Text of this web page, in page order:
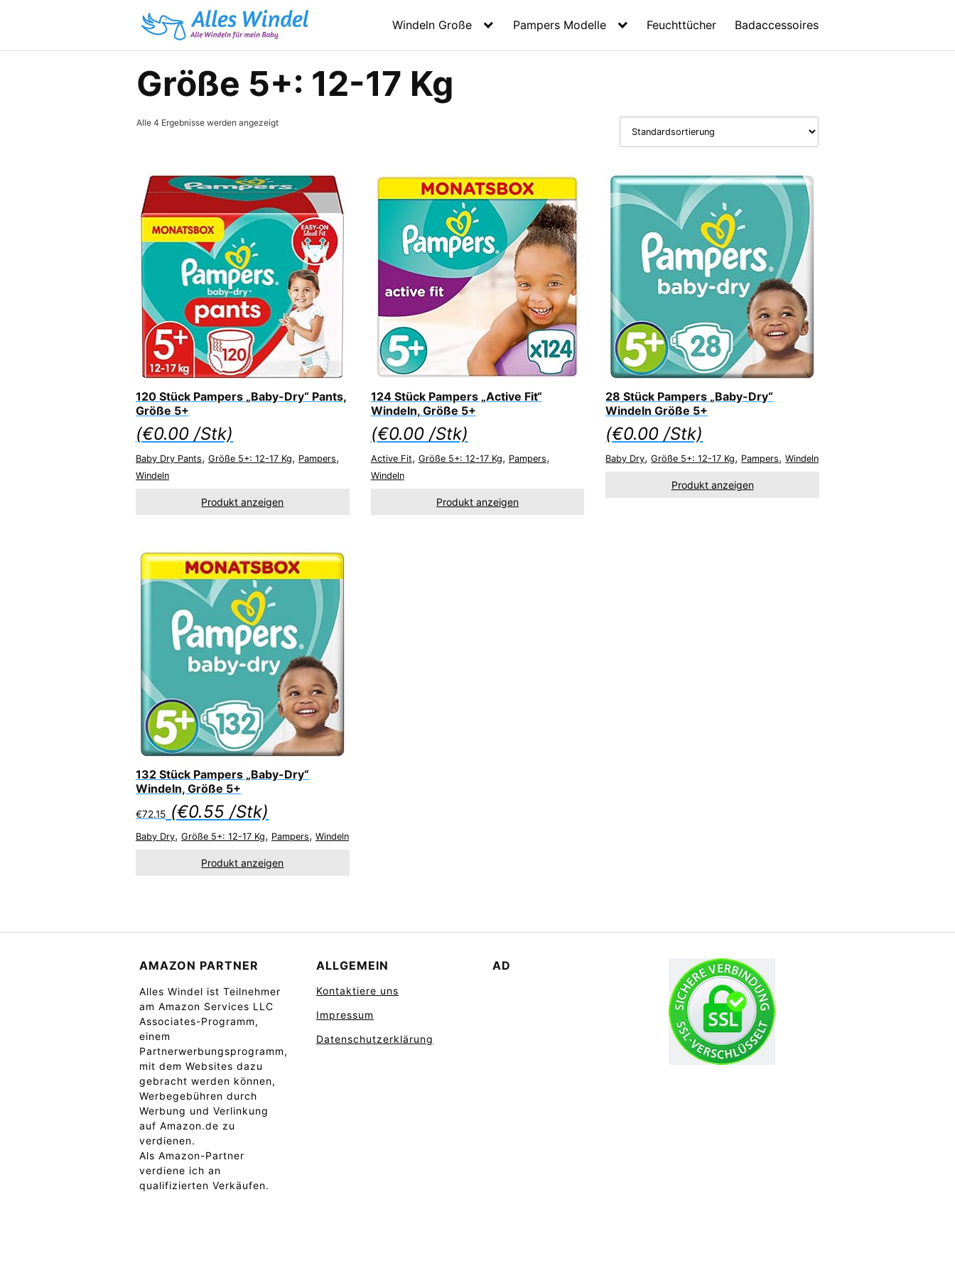
Windeln Große Pampers Modelle Feuchttücher Badaccessoires
Größe 5+: 12-17 Kg
Alle 4 Ergebnisse werden angezeigt
120 Stück Pampers „Baby-Dry“ Pants,
Größe 5+
(€0.00 /Stk)
Baby Dry Pants, Größe 5+: 12-17 Kg, Pampers,
Windeln
Produkt anzeigen
124 Stück Pampers „Active Fit“
Windeln, Größe 5+
(€0.00 /Stk)
Active Fit, Größe 5+: 12-17 Kg, Pampers,
Windeln
Produkt anzeigen
28 Stück Pampers „Baby-Dry“
Windeln Größe 5+
(€0.00 /Stk)
Baby Dry,Größe 5+: 12-17 Kg, Pampers,Windeln
Produkt anzeigen
132 Stück Pampers „Baby-Dry“
Windeln, Größe 5+
€72.15 (€0.55 /Stk)
Baby Dry, Größe 5+: 12-17 Kg, Pampers, Windeln
Produkt anzeigen
AMAZON PARTNER
Alles Windel ist Teilnehmer
am Amazon Services LLC
Associates-Programm,
einem
Partnerwerbungsprogramm,
mit dem Websites dazu
gebracht werden können,
Werbegebühren durch
Werbung und Verlinkung
auf Amazon.de zu
verdienen.
Als Amazon-Partner
verdiene ich an
qualifizierten Verkäufen.
ALLGEMEIN
Kontaktiere uns
Impressum
Datenschutzerklärung
AD